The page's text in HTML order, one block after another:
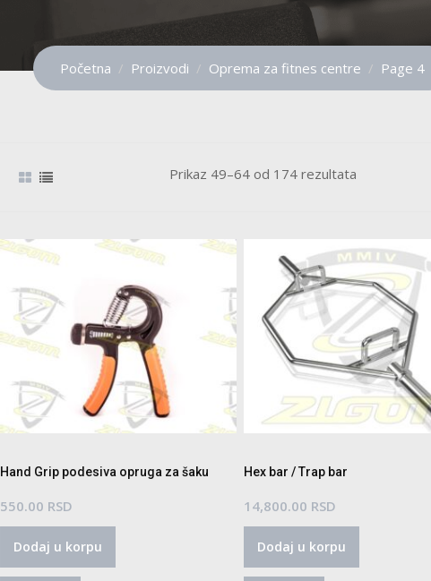
Početna Proizvodi Oprema za fitnes centre Page 4
Prikaz 49–64 od 174 rezultata
Hand Grip podesiva opruga za šaku
550.00 RSD
Dodaj u korpu
Hex bar / Trap bar
14,800.00 RSD
Dodaj u korpu